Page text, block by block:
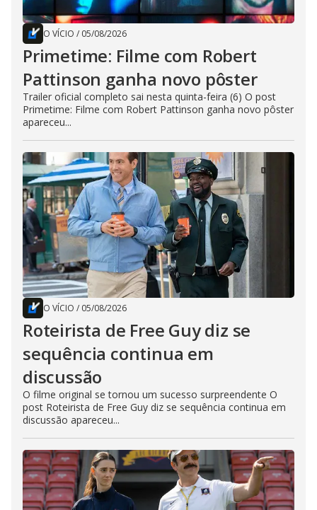
O VÍCIO / 05/08/2026
Primetime: Filme com Robert
Pattinson ganha novo pôster
Trailer oficial completo sai nesta quinta-feira (6) O post
Primetime: Filme com Robert Pattinson ganha novo pôster
apareceu...
O VÍCIO / 05/08/2026
Roteirista de Free Guy diz se
sequência continua em
discussão
O filme original se tornou um sucesso surpreendente O
post Roteirista de Free Guy diz se sequência continua em
discussão apareceu...